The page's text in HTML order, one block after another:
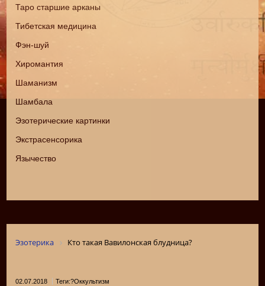
Таро старшие арканы
Тибетская медицина
Фэн-шуй
Хиромантия
Шаманизм
Шамбала
Эзотерические картинки
Экстрасенсорика
Язычество
Эзотерика Кто такая Вавилонская блудница?
02.07.2018 Теги:?Оккультизм